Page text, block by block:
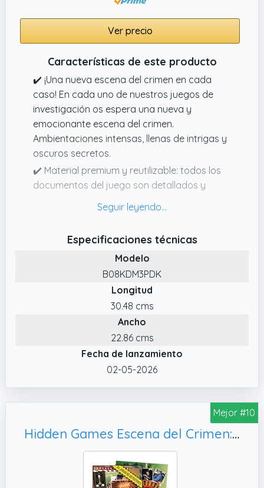
encuentran en el interior de la caja, tendrás
que acceder al email de un policía para
demostrar la inocencia o culpabilidad de los
sospechosos, pero no será fácil... ¡tendrás
que pensar como un investigador para
poder acceder!
Ver precio
Características de este producto
✔️ ¡Una nueva escena del crimen en cada
caso! En cada uno de nuestros juegos de
investigación os espera una nueva y
emocionante escena del crimen.
Ambientaciones intensas, llenas de intrigas y
oscuros secretos.
✔️ Material premium y reutilizable: todos los
documentos del juego son detallados y
hay que cortar, escribir ni destruir nada.
nuestros casos, cientos de miles de
jugadores no pueden equivocarse.
Sumergios en un caso criminal realista:
examinad documentos, cruzad pistas,
escuchad testimonios, haced llamadas e
✔️ La escena del crimen en este caso de
Hidden Games: una fiesta popular. Durante
las fiestas del pueblo, lo que debía ser una
de 14 años · 1,5–2,5 horas de juego. Perfecto
para noches de juegos con amigos y familia,
en equipo, en pareja o para cualquiera que
✔️ Experiencia de juego multimedia:
Especificaciones técnicas
Modelo
B08KDM3PDK
Longitud
30.48 cms
Ancho
22.86 cms
Fecha de lanzamiento
02-05-2026
Mejor #10
Hidden Games Escena del Crimen: Bailando sobre la Cuerda Floja, en español.